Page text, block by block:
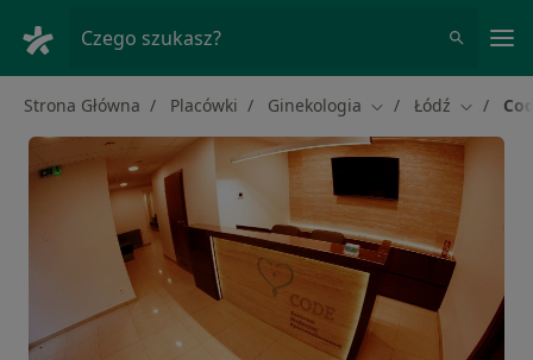
Czego szukasz?
Strona Główna Placówki Ginekologia Zmień miasto
Łódź Zmień